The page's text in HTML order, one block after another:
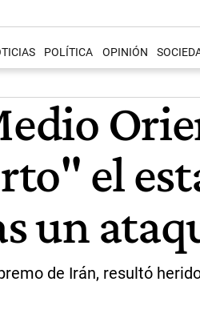
POLÍTICA OPINIÓN
el
un
de Irán, resultó